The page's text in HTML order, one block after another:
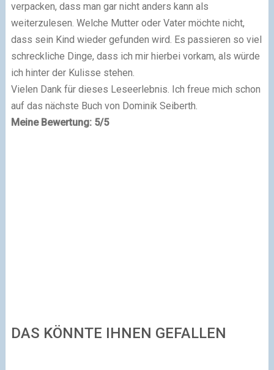
verpacken, dass man gar nicht anders kann als
weiterzulesen. Welche Mutter oder Vater möchte nicht,
dass sein Kind wieder gefunden wird. Es passieren so viel
schreckliche Dinge, dass ich mir hierbei vorkam, als würde
ich hinter der Kulisse stehen.
Vielen Dank für dieses Leseerlebnis. Ich freue mich schon
auf das nächste Buch von Dominik Seiberth.
Meine Bewertung: 5/5
DAS KÖNNTE IHNEN GEFALLEN